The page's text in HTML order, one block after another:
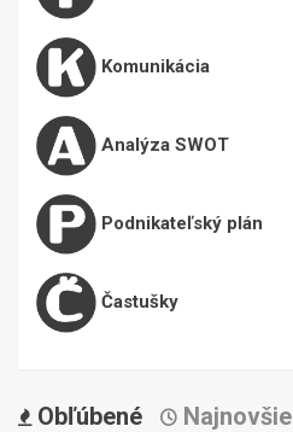
Komunikácia
Analýza SWOT
Podnikateľský plán
Častušky
Obľúbené Najnovšie